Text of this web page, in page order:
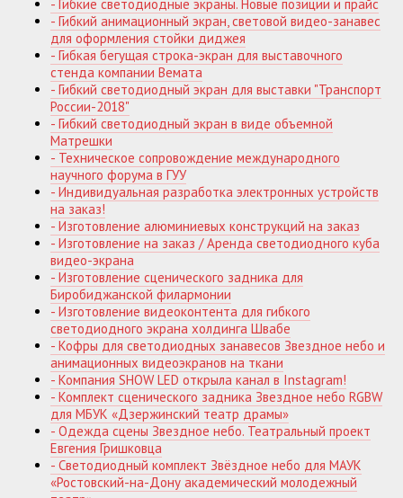
- Гибкие светодиодные экраны. Новые позиции и прайс
- Гибкий анимационный экран, световой видео-занавес
для оформления стойки диджея
- Гибкая бегущая строка-экран для выставочного
стенда компании Вемата
- Гибкий светодиодный экран для выставки "Транспорт
России-2018"
- Гибкий светодиодный экран в виде объемной
Матрешки
- Техническое сопровождение международного
научного форума в ГУУ
- Индивидуальная разработка электронных устройств
на заказ!
- Изготовление алюминиевых конструкций на заказ
- Изготовление на заказ / Аренда светодиодного куба
видео-экрана
- Изготовление сценического задника для
Биробиджанской филармонии
- Изготовление видеоконтента для гибкого
светодиодного экрана холдинга Швабе
- Кофры для светодиодных занавесов Звездное небо и
анимационных видеоэкранов на ткани
- Компания SHOW LED открыла канал в Instagram!
- Комплект сценического задника Звездное небо RGBW
для МБУК «Дзержинский театр драмы»
- Одежда сцены Звездное небо. Театральный проект
Евгения Гришковца
- Светодиодный комплект Звёздное небо для МАУК
«Ростовский-на-Дону академический молодежный